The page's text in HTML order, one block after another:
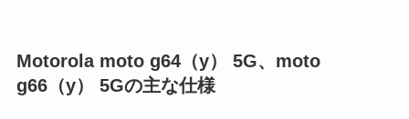
Motorola moto g64（y） 5G、moto
g66（y） 5Gの主な仕様